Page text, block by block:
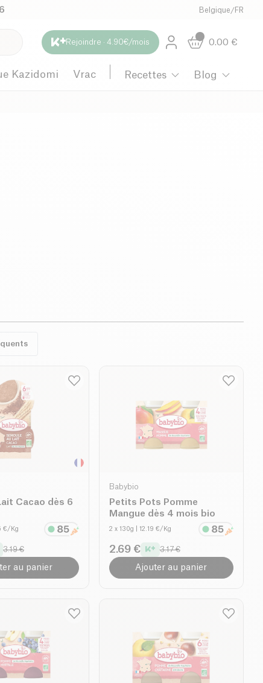
Belgique /FR
Rejoindre · 4.90€/mois 0.00 €
Kazidomi Vrac Recettes Blog
Cacao dès 6
€/Kg
3.19 €
au panier
Babybio
Petits Pots Pomme
Mangue dès 4 mois bio
2 x 130g | 12.19 €/Kg
2.69 € 3.17 €
Ajouter au panier